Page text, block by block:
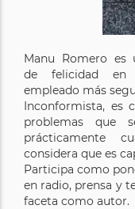
Manu Romero es
de
felicidad
empleado más
Inconformista, es
problemas que
prácticamente
considera que es
Participa como
en radio, prensa y
faceta como autor.